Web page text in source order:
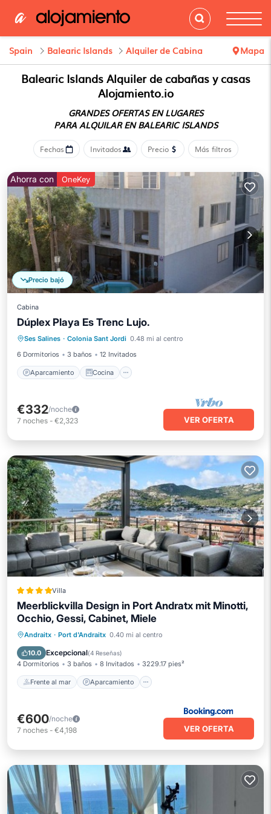
Spain Balearic Islands Alquiler de Cabina Mapa
Balearic Islands Alquiler de cabañas y casas
Alojamiento.io
GRANDES OFERTAS EN LUGARES
PARA ALQUILAR EN BALEARIC ISLANDS
Fechas Invitados Precio Más filtros
Precio bajó
Ahorra con OneKey
Cabina
Dúplex Playa Es Trenc Lujo.
Ses Salines · Colonia Sant Jordi 0.48 mi al centro
6 Dormitorios
3 baños 12 Invitados
Aparcamiento Cocina
Aparcamiento
Cocina
Aire acondicionado
Internet
€332/noche
7 noches - €2,323 VER OFERTA
Villa
Meerblickvilla Design in Port Andratx mit Minotti,
Occhio, Gessi, Cabinet, Miele
Andraitx · Port d'Andraitx 0.40 mi al centro
10.0 Excepcional(4 Reseñas)
4 Dormitorios 3 baños 8 Invitados 3229.17 pies²
Frente al mar Aparcamiento
Frente al mar Aparcamiento
Vista al mar
€600/noche
7 noches - €4,198 VER OFERTA